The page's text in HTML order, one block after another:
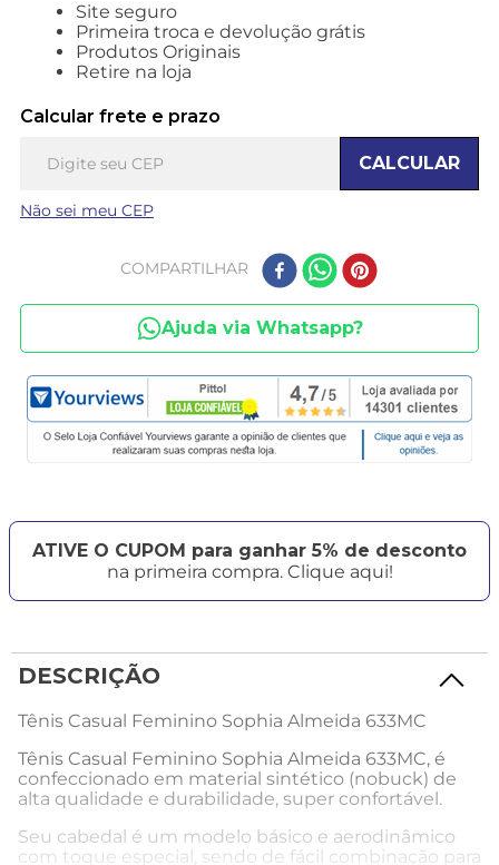
Site seguro
Primeira troca e devolução grátis
Produtos Originais
Retire na loja
Calcular frete e prazo
CALCULAR
Não sei meu CEP
COMPARTILHAR
Ajuda via Whatsapp?
ATIVE O CUPOM para ganhar 5% de desconto
na primeira compra. Clique aqui!
DESCRIÇÃO
Tênis Casual Feminino Sophia Almeida 633MC
Tênis Casual Feminino Sophia Almeida 633MC, é
confeccionado em material sintético (nobuck) de
alta qualidade e durabilidade, super confortável.
Seu cabedal é um modelo básico e aerodinâmico
com toque especial, sendo de fácil combinação para